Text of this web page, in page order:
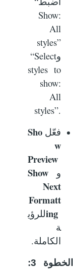
Show:
All
styles”
“Select
styles to
show:
All
styles”.
فعّلSho
Preview
و
Show
Next
Formatt
ingللرؤي
الكاملة.